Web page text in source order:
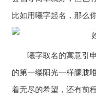
比如用曦字起名，那么
曦字取名的寓意引申
的第一缕阳光一样朦胧
着无尽的希望，还有前